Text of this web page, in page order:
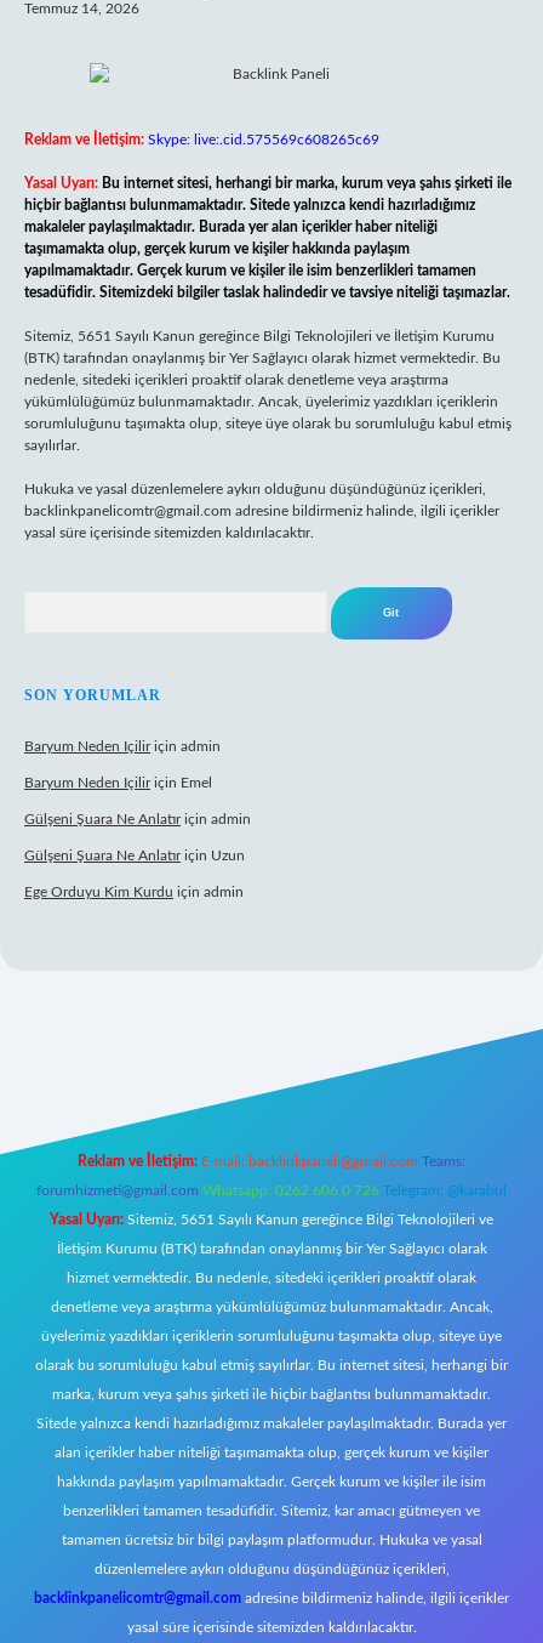
Temmuz 14, 2026
Reklam ve İletişim: Skype: live:.cid.575569c608265c69
Yasal Uyarı: Bu internet sitesi, herhangi bir marka, kurum veya şahıs şirketi ile
hiçbir bağlantısı bulunmamaktadır. Sitede yalnızca kendi hazırladığımız
makaleler paylaşılmaktadır. Burada yer alan içerikler haber niteliği
taşımamakta olup, gerçek kurum ve kişiler hakkında paylaşım
yapılmamaktadır. Gerçek kurum ve kişiler ile isim benzerlikleri tamamen
tesadüfidir. Sitemizdeki bilgiler taslak halindedir ve tavsiye niteliği taşımazlar.
Sitemiz, 5651 Sayılı Kanun gereğince Bilgi Teknolojileri ve İletişim Kurumu
(BTK) tarafından onaylanmış bir Yer Sağlayıcı olarak hizmet vermektedir. Bu
nedenle, sitedeki içerikleri proaktif olarak denetleme veya araştırma
yükümlülüğümüz bulunmamaktadır. Ancak, üyelerimiz yazdıkları içeriklerin
sorumluluğunu taşımakta olup, siteye üye olarak bu sorumluluğu kabul etmiş
sayılırlar.
Hukuka ve yasal düzenlemelere aykırı olduğunu düşündüğünüz içerikleri,
backlinkpanelicomtr@gmail.com adresine bildirmeniz halinde, ilgili içerikler
yasal süre içerisinde sitemizden kaldırılacaktır.
SON YORUMLAR
Baryum Neden Içiliriçin admin
Baryum Neden Içiliriçin Emel
Gülşeni Şuara Ne Anlatıriçin admin
Gülşeni Şuara Ne Anlatıriçin Uzun
Ege Orduyu Kim Kurdu için admin
Reklam ve İletişim: E-mail: backlinkpaneli@gmail.com Teams:
forumhizmeti@gmail.com Whatsapp: 0262 606 0 726 Telegram: @karabul
Yasal Uyarı: Sitemiz, 5651 Sayılı Kanun gereğince Bilgi Teknolojileri ve
İletişim Kurumu (BTK) tarafından onaylanmış bir Yer Sağlayıcı olarak
hizmet vermektedir. Bu nedenle, sitedeki içerikleri proaktif olarak
denetleme veya araştırma yükümlülüğümüz bulunmamaktadır. Ancak,
üyelerimiz yazdıkları içeriklerin sorumluluğunu taşımakta olup, siteye üye
olarak bu sorumluluğu kabul etmiş sayılırlar. Bu internet sitesi, herhangi bir
marka, kurum veya şahıs şirketi ile hiçbir bağlantısı bulunmamaktadır.
Sitede yalnızca kendi hazırladığımız makaleler paylaşılmaktadır. Burada yer
alan içerikler haber niteliği taşımamakta olup, gerçek kurum ve kişiler
hakkında paylaşım yapılmamaktadır. Gerçek kurum ve kişiler ile isim
benzerlikleri tamamen tesadüfidir. Sitemiz, kar amacı gütmeyen ve
tamamen ücretsiz bir bilgi paylaşım platformudur. Hukuka ve yasal
düzenlemelere aykırı olduğunu düşündüğünüz içerikleri,
backlinkpanelicomtr@gmail.com adresine bildirmeniz halinde, ilgili içerikler
yasal süre içerisinde sitemizden kaldırılacaktır.